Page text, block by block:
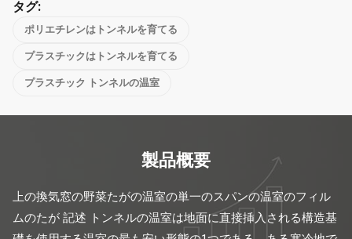
タグ:
ポリエチレンはトンネルを育てる
プラスチックはトンネルを育てる
プラスチック トンネルの温室
製品概要
上の換気窓の野菜たがの温室の単一のスパンの温室のフィル
ムのたが 記述 トンネルの温室は地面に直接挿入される構造基